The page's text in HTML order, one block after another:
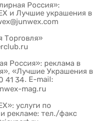
Россия»:
и Лучшие украшения в
Торговля»
Россия»: реклама в
«Лучшие Украшения в
41 34. E-mail:
mag.ru
услуги по
рекламе: тел./факс